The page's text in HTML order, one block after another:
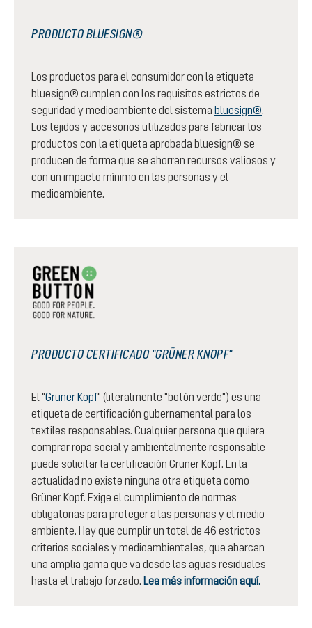
PRODUCTO BLUESIGN®
Los productos para el consumidor con la etiqueta
bluesign® cumplen con los requisitos estrictos de
seguridad y medioambiente del sistema bluesign®
Los tejidos y accesorios utilizados para fabricar los
productos con la etiqueta aprobada bluesign® se
producen de forma que se ahorran recursos valiosos y
con un impacto mínimo en las personas y el
medioambiente.
PRODUCTO CERTIFICADO "GRÜNER KNOPF"
El "Grüner Kopf" (literalmente "botón verde") es una
etiqueta de certificación gubernamental para los
textiles responsables. Cualquier persona que quiera
comprar ropa social y ambientalmente responsable
puede solicitar la certificación Grüner Kopf. En la
actualidad no existe ninguna otra etiqueta como
Grüner Kopf. Exige el cumplimiento de normas
obligatorias para proteger a las personas y el medio
ambiente. Hay que cumplir un total de 46 estrictos
criterios sociales y medioambientales, que abarcan
una amplia gama que va desde las aguas residuales
hasta el trabajo forzado. Lea más información aquí.